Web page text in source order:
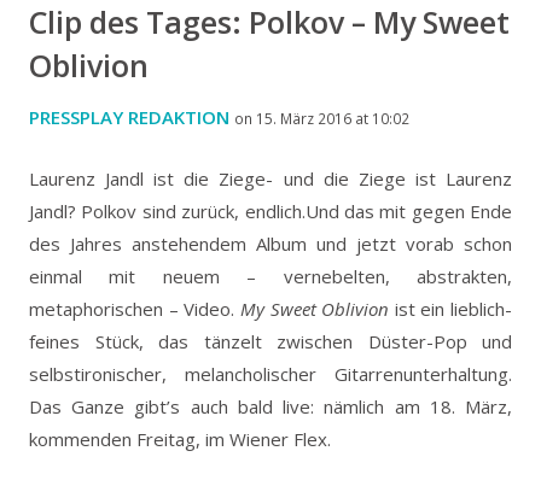
Clip des Tages: Polkov – My Sweet
Oblivion
PRESSPLAY REDAKTION on 15. März 2016 at 10:02
Laurenz Jandl ist die Ziege- und die Ziege ist Laurenz
Jandl? Polkov sind zurück, endlich.Und das mit gegen Ende
des Jahres anstehendem Album und jetzt vorab schon
einmal mit neuem – vernebelten, abstrakten,
metaphorischen – Video. My Sweet Oblivion ist ein lieblich-
feines Stück, das tänzelt zwischen Düster-Pop und
selbstironischer, melancholischer Gitarrenunterhaltung.
Das Ganze gibt’s auch bald live: nämlich am 18. März,
kommenden Freitag, im Wiener Flex.